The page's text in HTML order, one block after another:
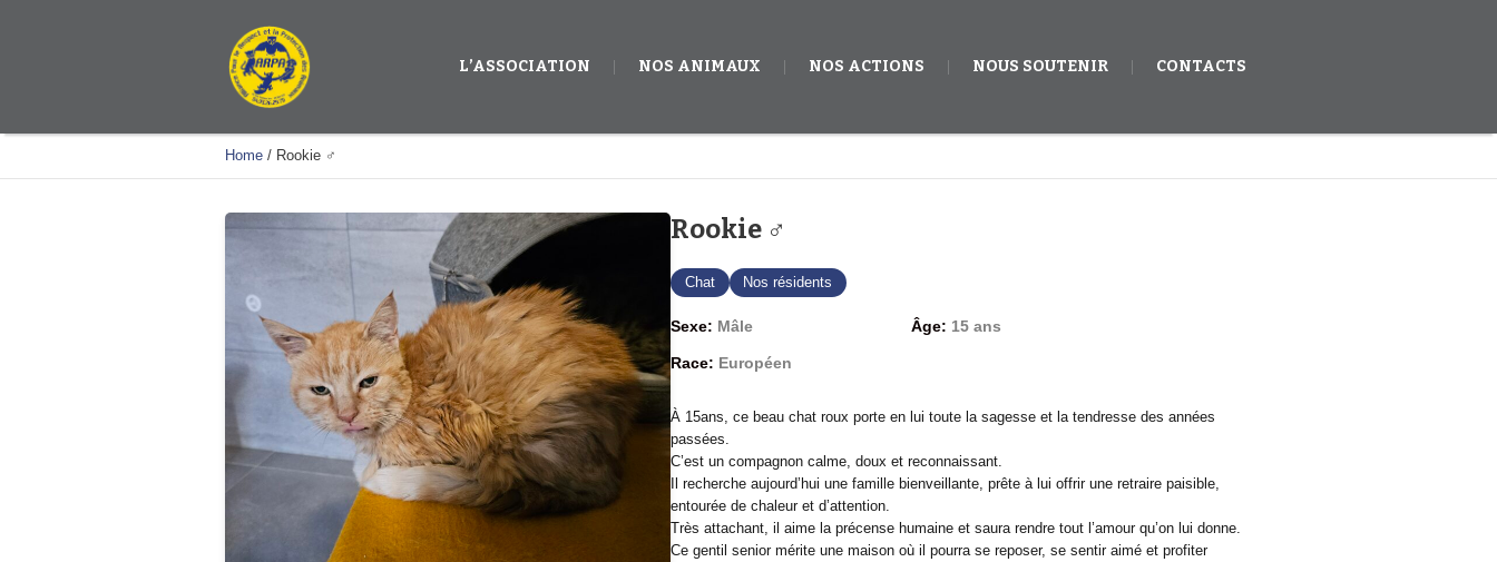
L’ASSOCIATION NOS ANIMAUX NOS ACTIONS NOUS SOUTENIR CONTACTS
Home / Rookie ♂
Rookie ♂
Chat Nos résidents
Sexe: Mâle Âge: 15 ans
Race: Européen
À 15ans, ce beau chat roux porte en lui toute la sagesse et la tendresse des années
passées.
C’est un compagnon calme, doux et reconnaissant.
Il recherche aujourd’hui une famille bienveillante, prête à lui offrir une retraire paisible,
entourée de chaleur et d’attention.
Très attachant, il aime la précense humaine et saura rendre tout l’amour qu’on lui donne.
Ce gentil senior mérite une maison où il pourra se reposer, se sentir aimé et profiter